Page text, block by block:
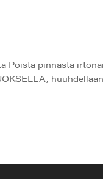
Poista pinnasta